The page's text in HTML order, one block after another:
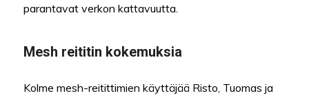
parantavat verkon kattavuutta.
Mesh reititin kokemuksia
Kolme mesh-reitittimien käyttäjää Risto, Tuomas ja